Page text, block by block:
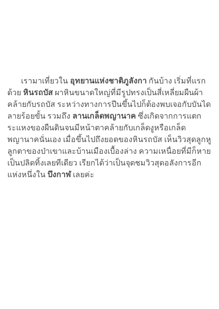
เรามาเที่ยวใน อุทยานแห่งชาติภูลังกา กันบ้าง เริ่มที่แรก
ด้วย หินรถบัส ผาหินขนาดใหญ่ที่มีรูปทรงเป็นสี่เหลี่ยมผืนผ้า
คล้ายกับรถบัส ระหว่างทางการปีนขึ้นไปก็ต้องพบเจอกับบันได
ลายร้อยขั้น รวมถึง ลานเกล็ดพญานาค ซึ่งเกิดจากการแตก
ระแหงของผืนดินจนมีหน้าตาคล้ายกับเกล็ดงูหรือเกล็ด
พญานาคนั่นเอง เมื่อขึ้นไปถึงยอดของหินรถบัส เห็นวิวสุดลูกหู
ลูกตาของป่าเขาและบ้านเมืองเบื้องล่าง ความเหนื่อยที่มีก็หาย
เป็นปลิดทิ้งเลยทีเดียว เรียกได้ว่าเป็นจุดชมวิวสุดอลังการอีก
แห่งหนึ่งใน บึงกาฬเลยค่ะ